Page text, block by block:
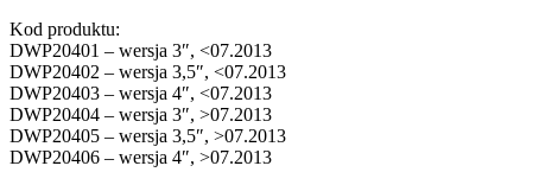
Kod produktu:
DWP20401 – wersja 3″, <07.2013
DWP20402 – wersja 3,5″, <07.2013
DWP20403 – wersja 4″, <07.2013
DWP20404 – wersja 3″, >07.2013
DWP20405 – wersja 3,5″, >07.2013
DWP20406 – wersja 4″, >07.2013